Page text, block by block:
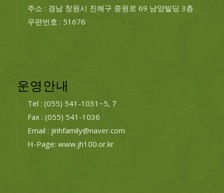
주소 : 경남 창원시 진해구 중원로 69 남양빌딩 3층
우편번호 : 51676
운영안내
Tel : (055) 541-1031~5, 7
Fax : (055) 541-1036
Email : jinhfamily@naver.com
H-Page: www.jh100.or.kr